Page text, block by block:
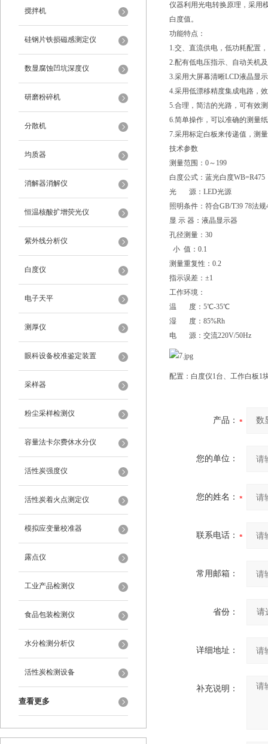
搅拌机
硅钢片铁损磁感测定仪
数显腐蚀凹坑深度仪
研磨粉碎机
分散机
均质器
消解器消解仪
恒温核酸扩增荧光仪
紫外线分析仪
白度仪
电子天平
测厚仪
眼科设备校准鉴定装置
采样器
粉尘采样检测仪
容量法卡尔费休水分仪
活性炭强度仪
活性炭着火点测定仪
模拟应变量校准器
露点仪
工业产品检测仪
食品包装检测仪
水分检测分析仪
活性炭检测设备
查看更多
仪器利用光电转换原理，采用
白度值。
功能特点：
1.交、直流供电，低功耗配置
2.配有低电压指示、自动关机
3.采用大屏幕清晰LCD液晶显
4.采用低漂移精度集成电路，
5.合理，简洁的光路，可有效
6.简单操作，可以准确的测量
7.采用标定白板来传递值，测
技术参数
测量范围：0～199
白度公式：蓝光白度WB=R475
光 源：LED光源
照明条件：符合GB/T39 78法规
显 示 器：液晶显示器
孔径测量：30
小 值：0.1
测量重复性：0.2
指示误差：±1
工作环境：
温 度：5℃-35℃
湿 度：85%Rh
电 源：交流220V/50Hz
配置：白度仪1台、工作白板1
产品：
您的单位：
您的姓名：
联系电话：
常用邮箱：
省份：
详细地址：
补充说明：